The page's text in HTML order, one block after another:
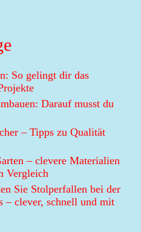
So gelingt dir das
Darauf musst du
– Tipps zu Qualität
– clevere Materialien
Vergleich
Sie Stolperfallen bei der
– clever, schnell und mit